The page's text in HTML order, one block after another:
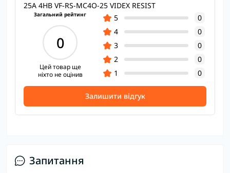
25А 4НВ VF-RS-MC4O-25 VIDEX RESIST
Загальний рейтинг
0
Цей товар ще
ніхто не оцінив
5
0
4
0
3
0
2
0
1
0
Залишити відгук
Запитання